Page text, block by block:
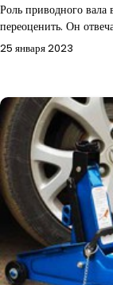
Роль приводного
переоценить. Он
25 января 2023